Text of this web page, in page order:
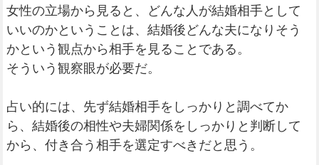
女性の立場から見ると、どんな人が結婚相手として
いいのかということは、結婚後どんな夫になりそう
かという観点から相手を見ることである。
そういう観察眼が必要だ。
占い的には、先ず結婚相手をしっかりと調べてか
ら、結婚後の相性や夫婦関係をしっかりと判断して
から、付き合う相手を選定すべきだと思う。